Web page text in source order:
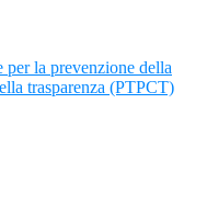
per la prevenzione della
trasparenza (PTPCT)